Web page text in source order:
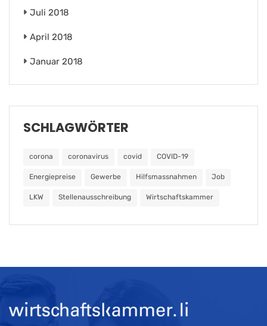
Juli 2018
April 2018
Januar 2018
SCHLAGWÖRTER
corona coronavirus covid COVID-19
Energiepreise Gewerbe Hilfsmassnahmen Job
LKW Stellenausschreibung Wirtschaftskammer